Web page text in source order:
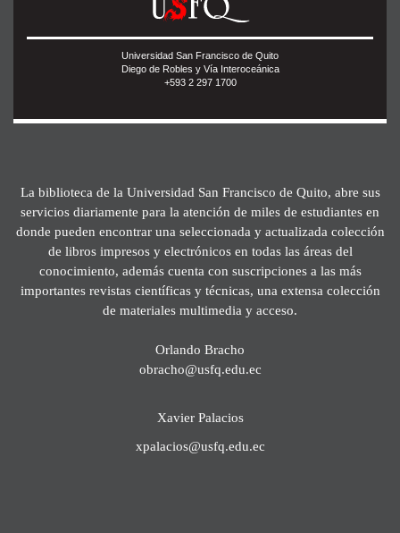
Universidad San Francisco de Quito
Diego de Robles y Vía Interoceánica
+593 2 297 1700
La biblioteca de la Universidad San Francisco de Quito, abre sus
servicios diariamente para la atención de miles de estudiantes en
donde pueden encontrar una seleccionada y actualizada colección
de libros impresos y electrónicos en todas las áreas del
conocimiento, además cuenta con suscripciones a las más
importantes revistas científicas y técnicas, una extensa colección
de materiales multimedia y acceso.
Orlando Bracho
obracho@usfq.edu.ec
Xavier Palacios
xpalacios@usfq.edu.ec